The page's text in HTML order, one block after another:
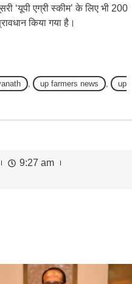
‘यूपी एग्री स्कीम’ के लिए भी 200
किया गया है।
, up farmers news , up
9:27 am